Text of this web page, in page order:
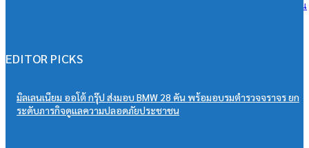
วิริยะประกันภัย หนุนเยาวชนสู่เวทีวิชาการประกันภัย มอบทุนสนับสนุน
EDITOR PICKS
มิลเลนเนียม ออโต้ กรุ๊ป ส่งมอบ BMW 28 คัน พร้อมอบรมตำรวจจราจร ยก
ระดับภารกิจดูแลความปลอดภัยประชาชน